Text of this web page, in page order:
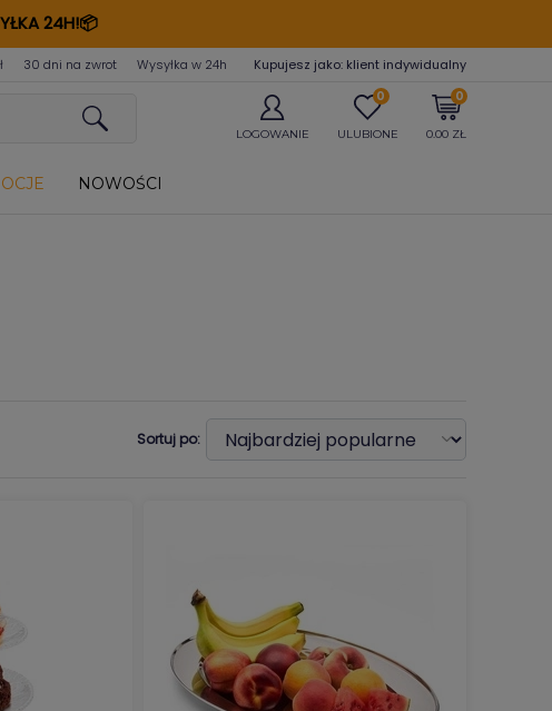
24H!📦
30 dni na zwrot Wysyłka w 24h Kupujesz jako: klient indywidualny
LOGOWANIE
0
ULUBIONE
0
0.00 ZŁ
NOWOŚCI
Sortuj po: